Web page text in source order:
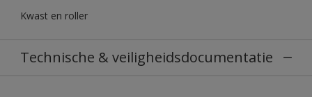
Kwast en roller
Technische & veiligheidsdocumentatie